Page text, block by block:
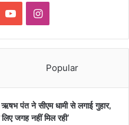
YouTubeInstagram
Popular
पंत ने सीएम धामी से लगाई गुहार,
जगह नहीं मिल रही’